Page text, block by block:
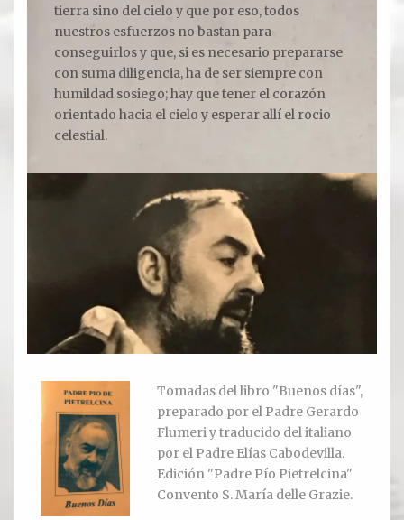
Revista «La Voz del Padre Pío»
Contar mi testimonio
LUGARES
Compartir un lugar
Relación con Flia. Damiani
Reliquias
ORACIONES
Oraciones
tierra sino del cielo y que por eso, todos
nuestros esfuerzos no bastan para
conseguirlos y que, si es necesario prepararse
con suma diligencia, ha de ser siempre con
humildad sosiego; hay que tener el corazón
orientado hacia el cielo y esperar allí el rocio
celestial.
Tomadas del libro "Buenos días",
preparado por el Padre Gerardo
Flumeri y traducido del italiano
por el Padre Elías Cabodevilla.
Edición "Padre Pío Pietrelcina"
Convento S. María delle Grazie.